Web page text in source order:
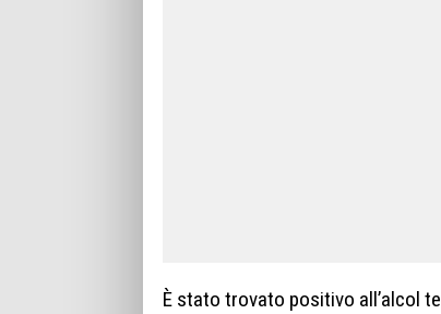
È stato trovato positivo all’alcol